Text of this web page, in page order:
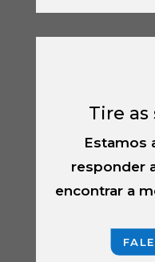
Tire as
Estamos
responder
encontrar a